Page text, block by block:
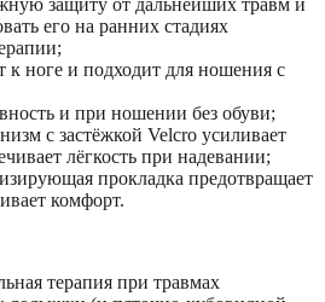
его на ранних стадиях
к ноге и подходит для ношения с
и при ношении без обуви;
с застёжкой Velcro усиливает
лёгкость при надевании;
прокладка предотвращает
комфорт.
терапия при травмах